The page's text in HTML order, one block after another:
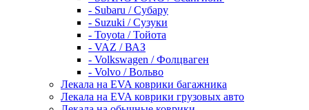
- Subaru / Субару
- Suzuki / Сузуки
- Toyota / Тойота
- VAZ / ВАЗ
- Volkswagen / Фолцваген
- Volvo / Вольво
Лекала на EVA коврики багажника
Лекала на EVA коврики грузовых авто